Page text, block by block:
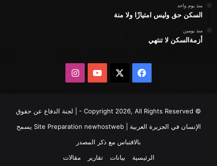
منذ يوم واحد
السكن حق وليس امتيازًا ولا منة
منذ يومين
أزمةالسكن لا تنتهي
فيسبوك يوتيوبانستقرام
© Copyright 2026, All Rights Reserved - | لجنة الدفاع عن حقوق
الإنسان في الجزيرة العربية | Site Preparationnewhostweb
يسمح
بالاقتباس مع ذكر المصدر
الرئيسية
بيانات تقارير مقالات